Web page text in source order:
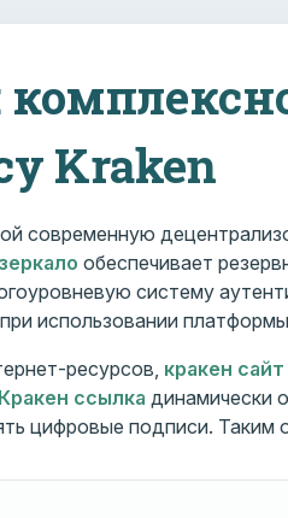
Kraken
современную
обеспечивает
систему
использовании
ресурсов, кракен сайт
Кракен ссылка динамически
цифровые подписи. Таким